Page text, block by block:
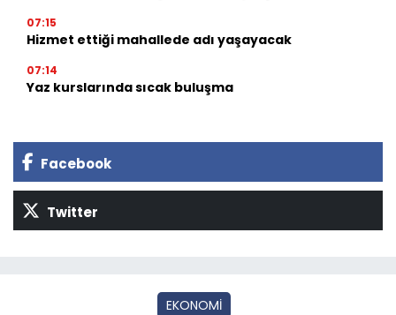
07:15
Hizmet ettiği mahallede adı yaşayacak
07:14
Yaz kurslarında sıcak buluşma
Facebook
Twitter
EKONOMİ